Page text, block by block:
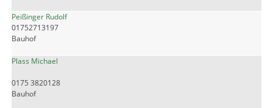
Peißinger Rudolf
01752713197
Bauhof
Plass Michael
0175 3820128
Bauhof